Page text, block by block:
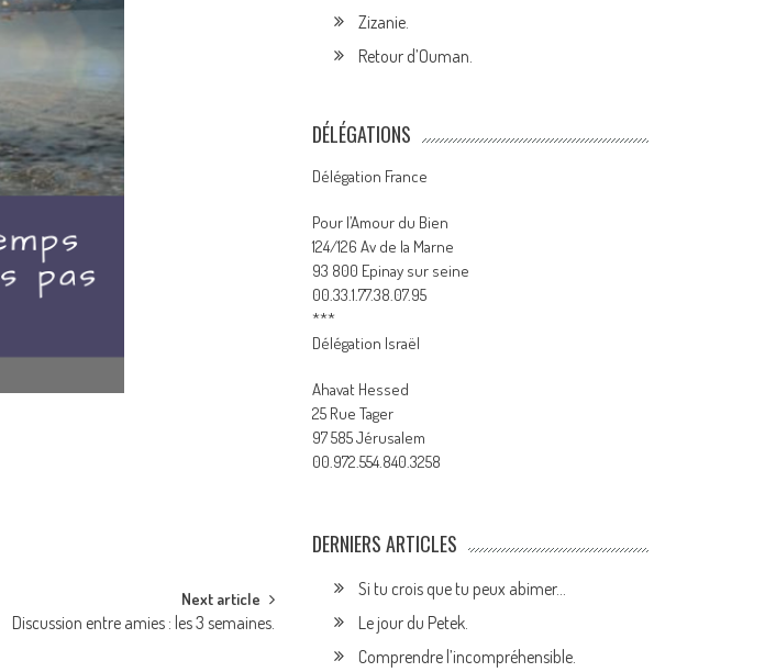
Next article
Discussion entre amies : les 3 semaines.
Zizanie.
Retour d’Ouman.
DÉLÉGATIONS
Délégation France
Pour l’Amour du Bien
124/126 Av de la Marne
93 800 Epinay sur seine
00.33.1.77.38.07.95
***
Délégation Israël
Ahavat Hessed
25 Rue Tager
97 585 Jérusalem
00.972.554.840.3258
DERNIERS ARTICLES
Si tu crois que tu peux abimer…
Le jour du Petek.
Comprendre l’incompréhensible.